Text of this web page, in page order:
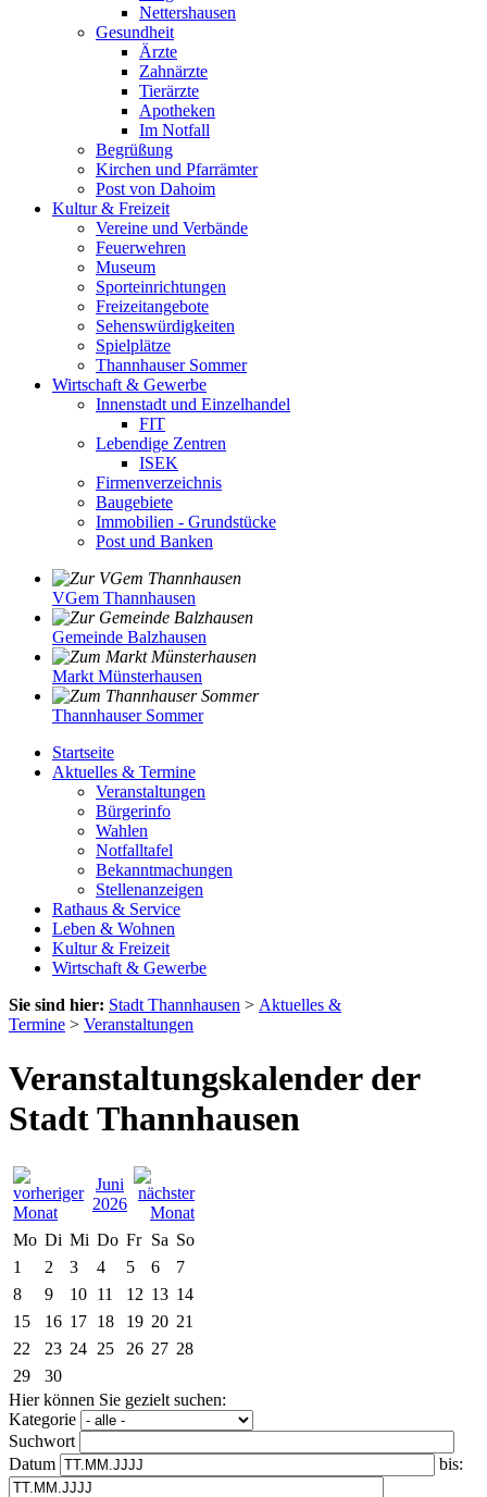
Nettershausen
Gesundheit
Ärzte
Zahnärzte
Tierärzte
Apotheken
Im Notfall
Begrüßung
Kirchen und Pfarrämter
Post von Dahoim
Kultur & Freizeit
Vereine und Verbände
Feuerwehren
Museum
Sporteinrichtungen
Freizeitangebote
Sehenswürdigkeiten
Spielplätze
Thannhauser Sommer
Wirtschaft & Gewerbe
Innenstadt und Einzelhandel
FIT
Lebendige Zentren
ISEK
Firmenverzeichnis
Baugebiete
Immobilien - Grundstücke
Post und Banken
VGem Thannhausen
Gemeinde Balzhausen
Markt Münsterhausen
Thannhauser Sommer
Startseite
Aktuelles & Termine
Veranstaltungen
Bürgerinfo
Wahlen
Notfalltafel
Bekanntmachungen
Stellenanzeigen
Rathaus & Service
Leben & Wohnen
Kultur & Freizeit
Wirtschaft & Gewerbe
Sie sind hier: Stadt Thannhausen > Aktuelles &
Termine > Veranstaltungen
Veranstaltungskalender der
Stadt Thannhausen
Juni
2026
Mo Di Mi Do Fr Sa So
1
2 3 4 5 6
7
8
9 10 11 12 13 14
15
16 17 18 19 20 21
22
23 24 25 26 27 28
29
30
Hier können Sie gezielt suchen:
Kategorie
Suchwort
Datum
bis: